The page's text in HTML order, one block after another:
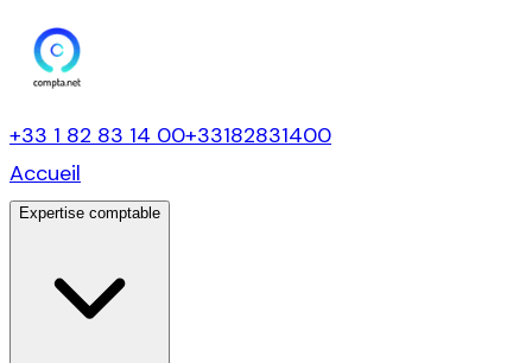
+33 1 82 83 14 00+33182831400
Accueil
Expertise comptable